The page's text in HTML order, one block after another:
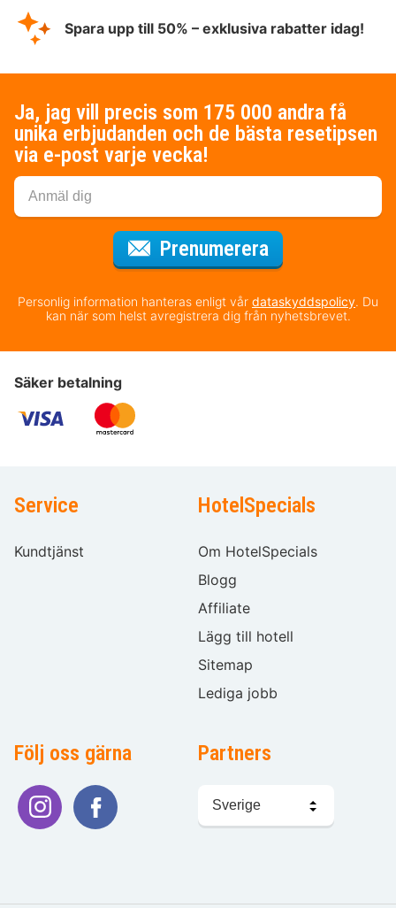
Spara upp till 50% – exklusiva rabatter idag!
Ja, jag vill precis som 175 000 andra få
unika erbjudanden och de bästa resetipsen
via e-post varje vecka!
Prenumerera
Personlig information hanteras enligt vår dataskyddspolicy. Du
kan när som helst avregistrera dig från nyhetsbrevet.
Säker betalning
Service
Kundtjänst
HotelSpecials
Om HotelSpecials
Blogg
Affiliate
Lägg till hotell
Sitemap
Lediga jobb
Följ oss gärna Partners
språk